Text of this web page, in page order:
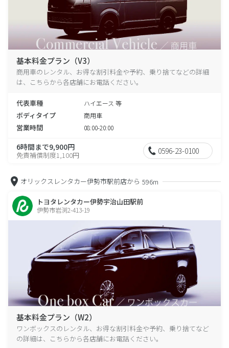
基本料金プラン（V3）
商用車のレンタル、お得な割引料金や予約、乗り捨てなどの詳細
は、こちらから各店舗にお電話ください。
代表車種 ハイエース 等
ボディタイプ 商用車
営業時間 08:00-20:00
6時間まで9,900円
免責補償制度1,100円 0596-23-0100
オリックスレンタカー伊勢市駅前店から 596m
トヨタレンタカー伊勢宇治山田駅前
伊勢市岩渕2-413-19
基本料金プラン（W2）
ワンボックスのレンタル、お得な割引料金や予約、乗り捨てなど
の詳細は、こちらから各店舗にお電話ください。